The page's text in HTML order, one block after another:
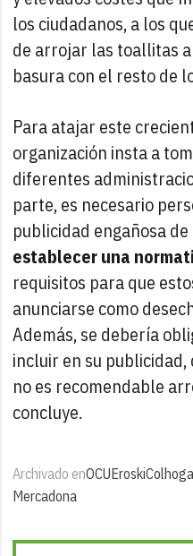
los ciudadanos, a los
de arrojar las toallitas
basura con el resto de
Para atajar este
organización insta a
diferentes
parte, es necesario
publicidad engañosa
establecer una
requisitos para que
anunciarse como
Además, se debería
incluir en su
no es recomendable
concluye.
Archivado enOCUEroski
Mercadona